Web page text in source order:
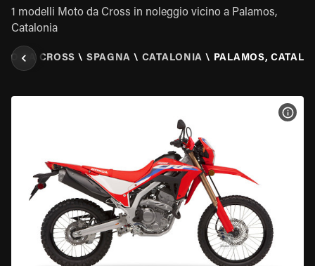
1 modelli Moto da Cross in noleggio vicino a Palamos,
Catalonia
DA CROSS \ SPAGNA \ CATALONIA \ PALAMOS,